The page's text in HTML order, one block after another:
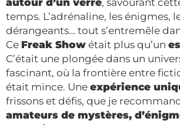
temps. L’adrénaline, les énigmes,
dérangeants… tout s’entremêle
Ce Freak Show était plus qu’un
C’était une plongée dans un
fascinant, où la frontière entre
était mince. Une expérience
frissons et défis, que je
amateurs de mystères,